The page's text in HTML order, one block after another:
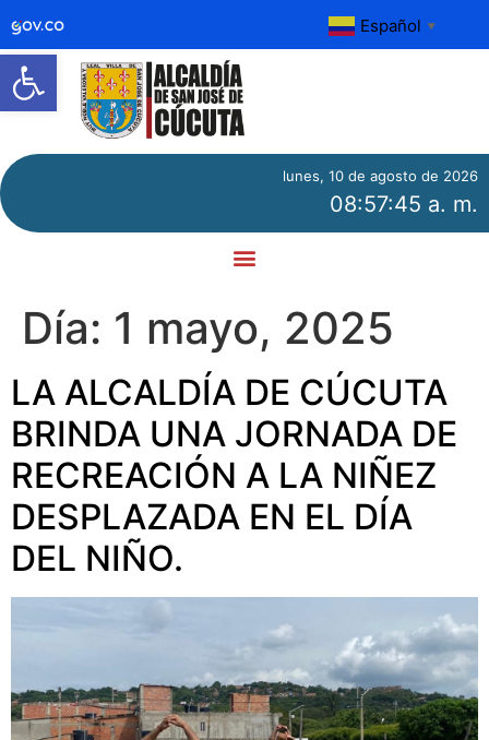
Abrir barra de herramientas
Español ▼
lunes, 10 de agosto de 2026
08:57:46 a. m.
Día: 1 mayo, 2025
LA ALCALDÍA DE CÚCUTA
BRINDA UNA JORNADA DE
RECREACIÓN A LA NIÑEZ
DESPLAZADA EN EL DÍA
DEL NIÑO.